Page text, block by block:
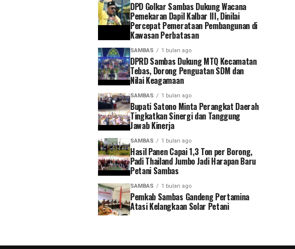
DPD Golkar Sambas Dukung Wacana
Pemekaran Dapil Kalbar III, Dinilai
Percepat Pemerataan Pembangunan di
Kawasan Perbatasan
SAMBAS 1 bulan ago
DPRD Sambas Dukung MTQ Kecamatan
Tebas, Dorong Penguatan SDM dan
Nilai Keagamaan
SAMBAS 1 bulan ago
Bupati Satono Minta Perangkat Daerah
Tingkatkan Sinergi dan Tanggung
Jawab Kinerja
SAMBAS 1 bulan ago
Hasil Panen Capai 1,3 Ton per Borong,
Padi Thailand Jumbo Jadi Harapan Baru
Petani Sambas
SAMBAS 1 bulan ago
Pemkab Sambas Gandeng Pertamina
Atasi Kelangkaan Solar Petani